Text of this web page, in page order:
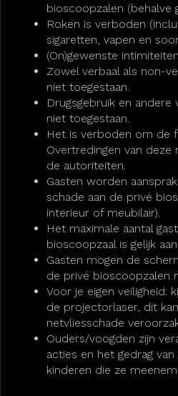
bioscoopzalen (behalve
Roken is verboden
sigaretten, vapen en
(On)gewenste
Zowel verbaal als non-
niet toegestaan.
Drugsgebruik en
niet toegestaan.
Het is verboden om de
Overtredingen van
de autoriteiten.
Gasten worden
schade aan de privé
interieur of meubilair).
Het maximale aantal
bioscoopzaal is gelijk
Gasten mogen de
de privé bioscoopzalen
Voor je eigen veiligheid:
de projectorlaser, dit
netvliesschade
Ouders/voogden zijn
acties en het gedrag
kinderen die ze